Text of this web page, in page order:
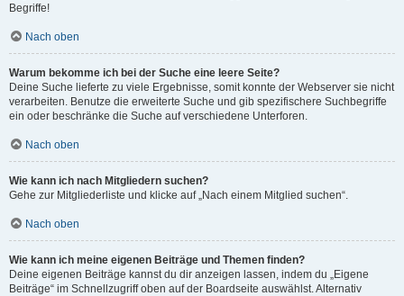
Begriffe!
Nach oben
Warum bekomme ich bei der Suche eine leere Seite?
Deine Suche lieferte zu viele Ergebnisse, somit konnte der Webserver sie nicht
verarbeiten. Benutze die erweiterte Suche und gib spezifischere Suchbegriffe
ein oder beschränke die Suche auf verschiedene Unterforen.
Nach oben
Wie kann ich nach Mitgliedern suchen?
Gehe zur Mitgliederliste und klicke auf „Nach einem Mitglied suchen“.
Nach oben
Wie kann ich meine eigenen Beiträge und Themen finden?
Deine eigenen Beiträge kannst du dir anzeigen lassen, indem du „Eigene
Beiträge“ im Schnellzugriff oben auf der Boardseite auswählst. Alternativ